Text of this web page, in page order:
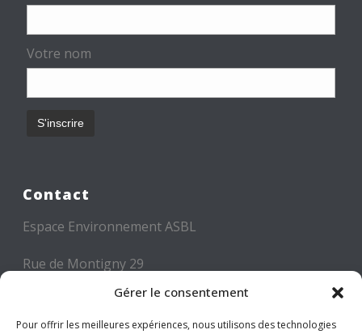
Gérer le consentement
Pour offrir les meilleures expériences, nous utilisons des technologies
Votre nom
Contact
Espace Environnement ASBL
Rue de Montigny 29
6000 CHARLEROI
Tél: +32 71 300 300